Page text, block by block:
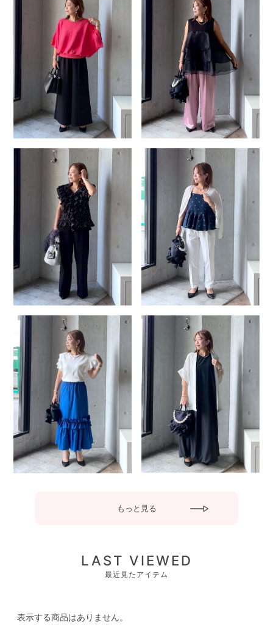
もっと見る
LAST VIEWED
最近見たアイテム
表示する商品はありません。